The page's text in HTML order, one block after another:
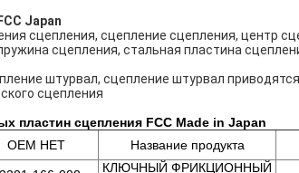
Japan
сцепления, сцепление сцепления, центр
сцепления, стальная пластина
штурвал, сцепление штурвал
сцепления
пластин сцепления FCC Made in Japan
OEM НЕТ Название продукта
КЛЮЧНЫЙ ФРИКЦИОННЫЙ